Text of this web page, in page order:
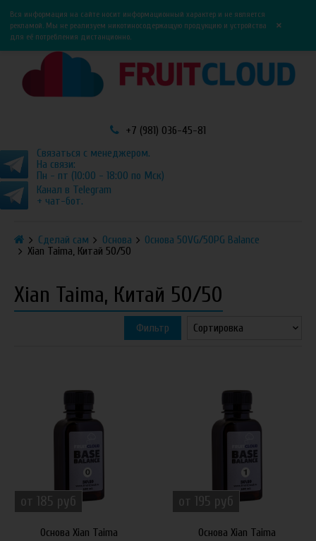
0
Вся информация на сайте носит информационный характер и не является
рекламой. Мы не реализуем никотиносодержащую продукцию и устройства
для её потребления дистанционно.
×
+7 (981) 036-45-81
Связаться с менеджером.
На связи:
Пн - пт (10:00 - 18:00 по Мск)
Канал в Telegram
+ чат-бот.
Сделай сам Основа
Основа 50VG/50PG Balance
Xian Taima, Китай 50/50
Xian Taima, Китай 50/50
Фильтр
от 185 руб
Основа Xian Taima
от 195 руб
Основа Xian Taima